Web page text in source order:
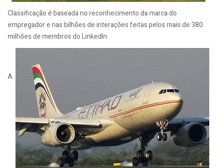
Classificação é baseada no reconhecimento da marca do
empregador e nas bilhões de interações feitas pelos mais de 380
milhões de membros do LinkedIn
A